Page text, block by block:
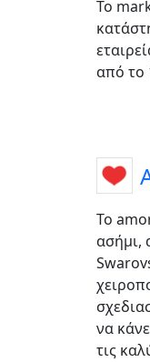
Το
από το
Το
ασήμι,
να
τις